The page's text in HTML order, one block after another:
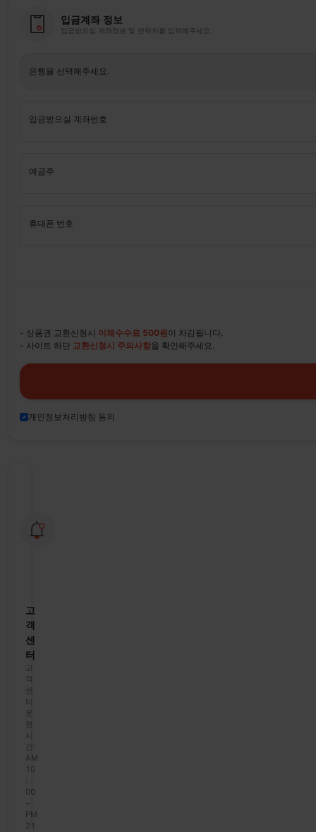
입금계좌 정보
입금받으실 계좌정보 및 연락처를 입력해주세요.
은행을 선택해주세요.
입금받으실 계좌번호
예금주
휴대폰 번호
- 상품권 교환신청시 이체수수료 500원 이 차감됩니다.
- 사이트 하단 교환신청시 주의사항을 확인해주세요.
개인정보처리방침 동의
고
객
센
터
고
객
센
터
운
영
시
간:
AM
10
:
00
~
PM
21